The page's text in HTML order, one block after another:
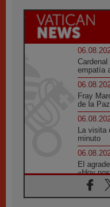
empatía
Fray
de la
La
minuto
El
«Hoy
Líbano: